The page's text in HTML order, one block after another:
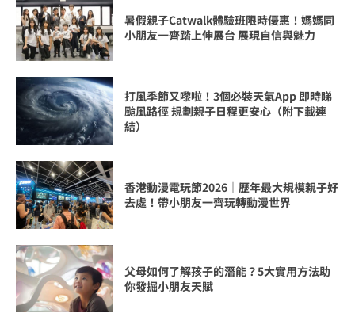
暑假親子Catwalk體驗班限時優惠！媽媽同
小朋友一齊踏上伸展台 展現自信與魅力
打風季節又嚟啦！3個必裝天氣App 即時睇
颱風路徑 規劃親子日程更安心（附下載連
結）
香港動漫電玩節2026｜歷年最大規模親子好
去處！帶小朋友一齊玩轉動漫世界
父母如何了解孩子的潛能？5大實用方法助
你發掘小朋友天賦